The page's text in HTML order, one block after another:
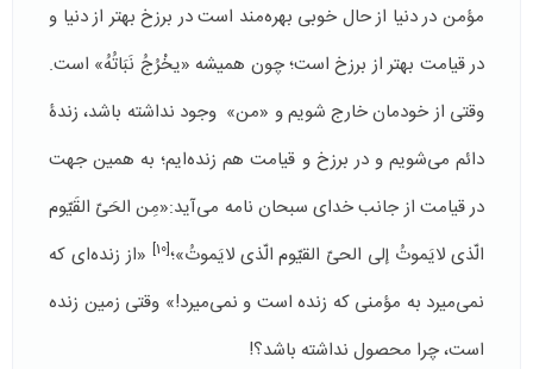
مؤمن در دنیا از حال خوبی بهره‌مند است در برزخ بهتر از دنیا و
در قیامت بهتر از برزخ است؛ چون همیشه «یخْرُجُ نَبَاتُهُ» است.
وقتی از خودمان خارج شویم و «من» وجود نداشته باشد، زندۀ
دائم می‌شویم و در برزخ و قیامت هم زنده‌ایم؛ به همین جهت
در قیامت از جانب خدای سبحان نامه می‌آید:«مِن الحَیّ القَیّوم
الّذی لایَموتُ إلی الحیّ القیّوم الّذی لایَموتُ»؛[10]
«از زنده‌ای که
نمی‌میرد به مؤمنی که زنده‌‌ است و نمی‌میرد!» وقتی زمین زنده
است، چرا محصول نداشته باشد؟!